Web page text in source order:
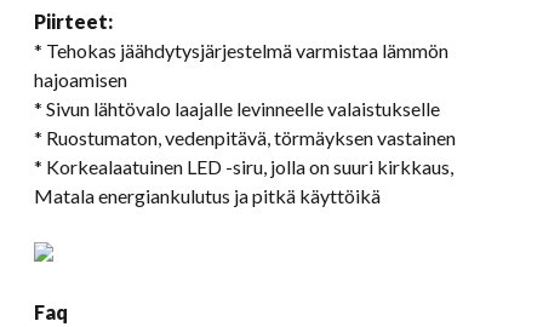
Piirteet:
* Tehokas jäähdytysjärjestelmä varmistaa lämmön
hajoamisen
* Sivun lähtövalo laajalle levinneelle valaistukselle
* Ruostumaton, vedenpitävä, törmäyksen vastainen
* Korkealaatuinen LED -siru, jolla on suuri kirkkaus,
Matala energiankulutus ja pitkä käyttöikä
Faq